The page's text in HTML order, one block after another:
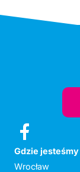
Gdzie jesteśmy
Wrocław